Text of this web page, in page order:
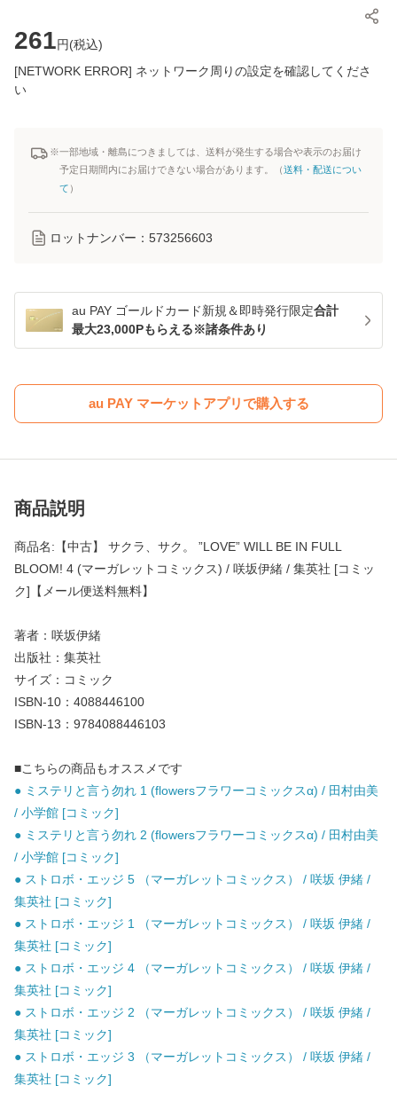
261円(税込)
[NETWORK ERROR] ネットワーク周りの設定を確認してくださ
い
※一部地域・離島につきましては、送料が発生する場合や表示のお届け
予定日期間内にお届けできない場合があります。（送料・配送につい
て ）
ロットナンバー： 573256603
au PAY ゴールドカード新規＆即時発行限定合計
最大23,000Pもらえる※諸条件あり
au PAY マーケットアプリで購入する
商品説明
商品名:【中古】 サクラ、サク。 ”LOVE” WILL BE IN FULL
BLOOM! 4 (マーガレットコミックス) / 咲坂伊緒 / 集英社 [コミッ
ク]【メール便送料無料】
著者：咲坂伊緒
出版社：集英社
サイズ：コミック
ISBN-10：4088446100
ISBN-13：9784088446103
■こちらの商品もオススメです
● ミステリと言う勿れ 1 (flowersフラワーコミックスα) / 田村由美
/ 小学館 [コミック]
● ミステリと言う勿れ 2 (flowersフラワーコミックスα) / 田村由美
/ 小学館 [コミック]
● ストロボ・エッジ 5 （マーガレットコミックス） / 咲坂 伊緒 /
集英社 [コミック]
● ストロボ・エッジ 1 （マーガレットコミックス） / 咲坂 伊緒 /
集英社 [コミック]
● ストロボ・エッジ 4 （マーガレットコミックス） / 咲坂 伊緒 /
集英社 [コミック]
● ストロボ・エッジ 2 （マーガレットコミックス） / 咲坂 伊緒 /
集英社 [コミック]
● ストロボ・エッジ 3 （マーガレットコミックス） / 咲坂 伊緒 /
集英社 [コミック]